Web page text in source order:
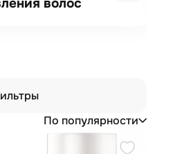
волос
По популярности